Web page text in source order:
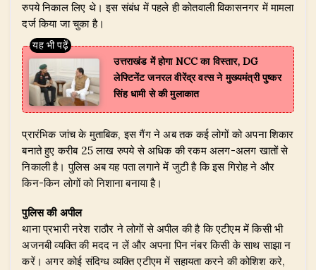
रुपये निकाल लिए थे। इस संबंध में पहले ही कोतवाली विकासनगर में मामला
दर्ज किया जा चुका है।
उत्तराखंड में होगा NCC का विस्तार, DG
लेफ्टिनेंट जनरल वीरेंद्र वत्स ने मुख्यमंत्री पुष्कर
सिंह धामी से की मुलाकात
प्रारंभिक जांच के मुताबिक, इस गैंग ने अब तक कई लोगों को अपना शिकार
बनाते हुए करीब 25 लाख रुपये से अधिक की रकम अलग-अलग खातों से
निकाली है। पुलिस अब यह पता लगाने में जुटी है कि इस गिरोह ने और
किन-किन लोगों को निशाना बनाया है।
पुलिस की अपील
थाना प्रभारी नरेश राठौर ने लोगों से अपील की है कि एटीएम में किसी भी
अजनबी व्यक्ति की मदद न लें और अपना पिन नंबर किसी के साथ साझा न
करें। अगर कोई संदिग्ध व्यक्ति एटीएम में सहायता करने की कोशिश करे,